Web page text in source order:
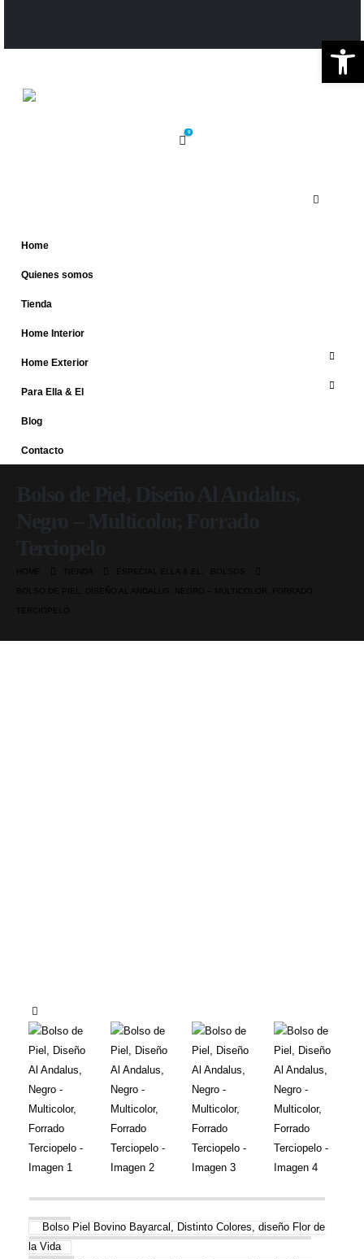
0
Home
Quienes somos
Tienda
Home Interior
Home Exterior
Para Ella & El
Blog
Contacto
Bolso Piel Bovino Bayarcal, Distinto Colores, diseño Flor de
la Vida